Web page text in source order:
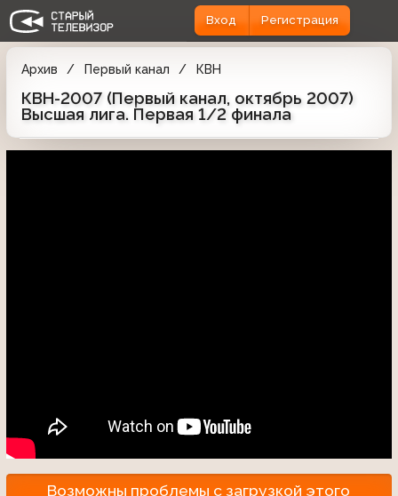
Вход Регистрация
Архив Первый канал КВН
КВН-2007 (Первый канал, октябрь 2007)
Высшая лига. Первая 1/2 финала
Возможны проблемы с загрузкой этого